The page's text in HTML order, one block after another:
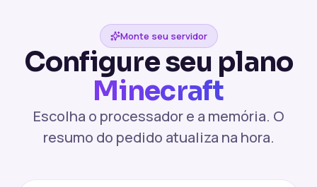
Monte seu servidor
Configure seu plano
Minecraft
Escolha o processador e a memória. O
resumo do pedido atualiza na hora.